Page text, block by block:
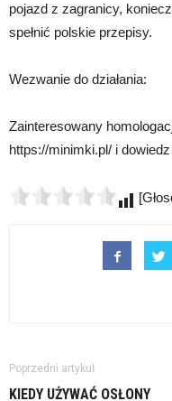
pojazd z zagranicy,
spełnić polskie przepisy.
Wezwanie do działania:
Zainteresowany
https://minimki.pl/ i
Poprzedni artykuł
KIEDY UŻYWAĆ OSŁONY